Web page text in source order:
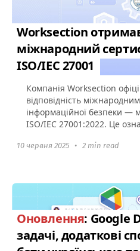
Worksection
міжнародний
ISO/IEC 27001
Компанія Worksection
відповідність
інформаційної безпеки —
ISO/IEC 27001:2022. Це
10 червня 2025 • 2 min read
Оновлення: Google
задачі, додаткові